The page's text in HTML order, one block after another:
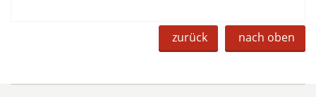
zurück nach oben